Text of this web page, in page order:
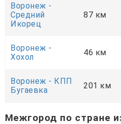
Воронеж -
Средний
Икорец
87 км
Воронеж -
Хохол
46 км
Воронеж - КПП
Бугаевка
201 км
Межгород по стране